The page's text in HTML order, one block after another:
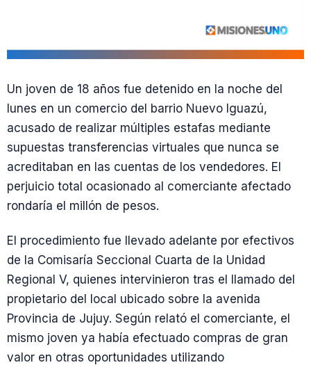
Un joven de 18 años fue detenido en la noche del
lunes en un comercio del barrio Nuevo Iguazú,
acusado de realizar múltiples estafas mediante
supuestas transferencias virtuales que nunca se
acreditaban en las cuentas de los vendedores. El
perjuicio total ocasionado al comerciante afectado
rondaría el millón de pesos.
El procedimiento fue llevado adelante por efectivos
de la Comisaría Seccional Cuarta de la Unidad
Regional V, quienes intervinieron tras el llamado del
propietario del local ubicado sobre la avenida
Provincia de Jujuy. Según relató el comerciante, el
mismo joven ya había efectuado compras de gran
valor en otras oportunidades utilizando